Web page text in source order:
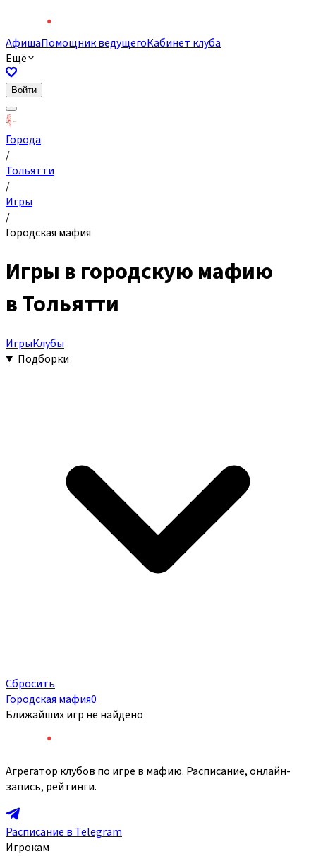
АфишаПомощник ведущегоКабинет клуба
Ещё
Войти
Города
/
Тольятти
/
Игры
/
Городская мафия
Игры в городскую мафию
в Тольятти
ИгрыКлубы
Подборки
Сбросить
Городская мафия0
Ближайших игр не найдено
Агрегатор клубов по игре в мафию. Расписание, онлайн-
запись, рейтинги.
Расписание в Telegram
Игрокам